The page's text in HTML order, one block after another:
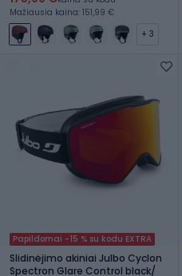
Mažiausia kaina: 151,99 €
+ 3
Papildomai -15 % su kodu EXTRA
Slidinėjimo akiniai Julbo Cyclon
Spectron Glare Control black/